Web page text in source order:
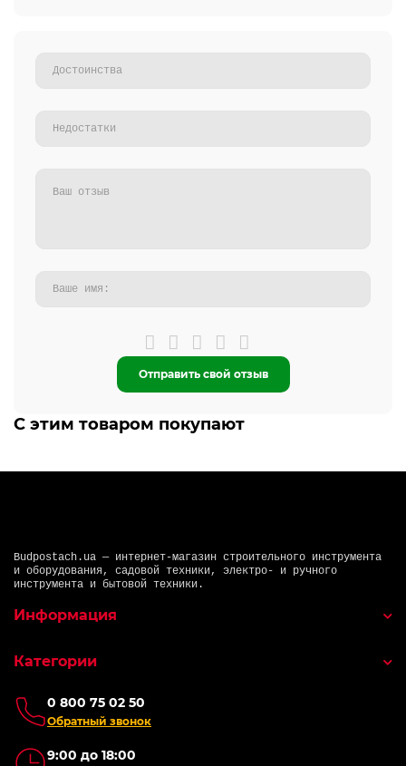
Отправить свой отзыв
С этим товаром покупают
Budpostach.ua — интернет-магазин строительного инструмента
и оборудования, садовой техники, электро- и ручного
инструмента и бытовой техники.
0 800 75 02 50
Обратный звонок
9:00 до 18:00
Информация
Категории